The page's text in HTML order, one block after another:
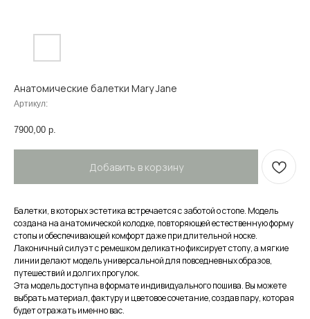
Анатомические балетки Mary Jane
Артикул:
7900,00 р.
Добавить в корзину
Балетки, в которых эстетика встречается с заботой о стопе. Модель
создана на анатомической колодке, повторяющей естественную форму
стопы и обеспечивающей комфорт даже при длительной носке.
Лаконичный силуэт с ремешком деликатно фиксирует стопу, а мягкие
линии делают модель универсальной для повседневных образов,
путешествий и долгих прогулок.
Эта модель доступна в формате индивидуального пошива. Вы можете
выбрать материал, фактуру и цветовое сочетание, создав пару, которая
будет отражать именно вас.